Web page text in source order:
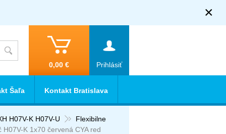
×
Prihlásiť
0,00 €
H07V-K H07V-U
Flexibilne
H07V-K 1x70 červená CYA red
Šaľa Kontakt Bratislava